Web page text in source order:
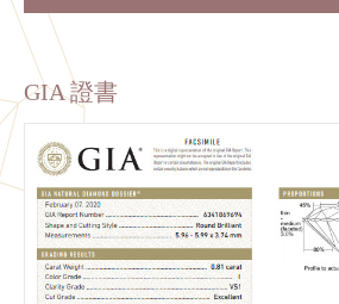
GIA 證書